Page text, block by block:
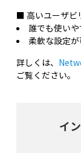
■ 高いユーザビ
誰でも使い
柔軟な設定
詳しくは、
ご覧ください。
イ